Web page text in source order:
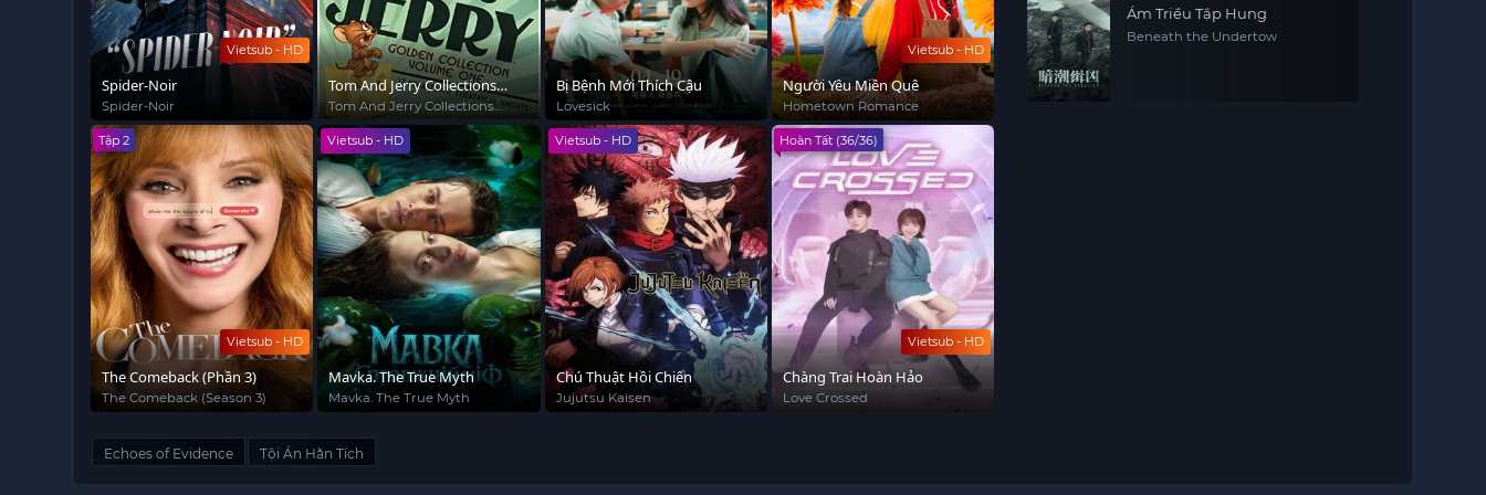
Vietsub - HD
Spider-Noir
Spider-Noir
Tom And Jerry Collections
(1940)
Tom And Jerry Collections
(1940)
Bị Bệnh Mới Thích Cậu
Lovesick
Vietsub - HD
Người Yêu Miền Quê
Hometown Romance
Vietsub - HD
Tập 2
The Comeback (Phần 3)
The Comeback (Season 3)
Vietsub - HD
Mavka. The True Myth
Mavka. The True Myth
Vietsub - HD
Chú Thuật Hồi Chiến
Jujutsu Kaisen
Vietsub - HD
Hoàn Tất (36/36)
Chàng Trai Hoàn Hảo
Love Crossed
Echoes of Evidence Tội Án Hằn Tích
Ám Triều Tập Hung
Beneath the Undertow